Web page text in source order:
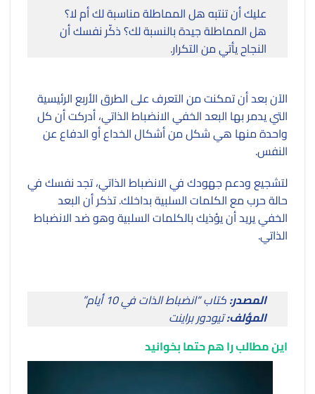
عليك أن تنتبه هل المماطلة مناسبة لك أم لا؟
هل المماطلة جيدة بالنسبة لك؟ ذكّر نفسك أن
النجاح يأتي من التكرار.
الآن بعد أن تمكنت من التعرف على الطرق الأربع الرئيسية
التي يدمر بها البعد الخفي الانضباط الذاتي، أدركت أن كل
واحدة منها هي شكل من أشكال الخداع أو الدفاع عن
النفس.
لتشجيع ودعم جهودك في الانضباط الذاتي، تجد نفسك في
حالة حرب مع الكلمات السلبية بداخلك. تذكر أن البعد
الخفي يريد أن يؤذيك بالكلمات السلبية وهو ضد الانضباط
الذاتي.
المصدر:كتاب “انضباط الذات في 10 أيام”
المؤلف:تيودور براينت
این مطالب را هم حتما بخوانید